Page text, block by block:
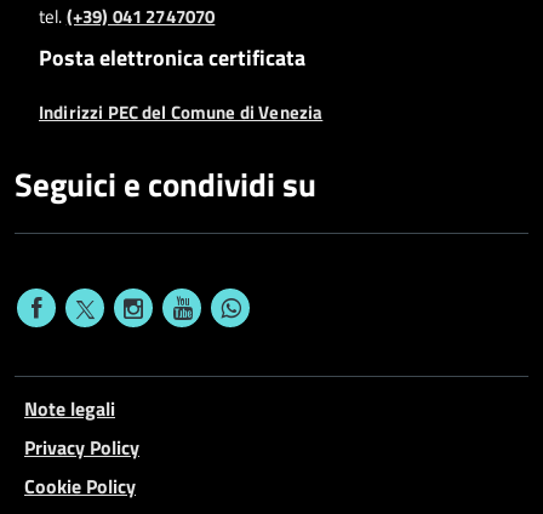
tel.(+39) 041 2747070
Posta elettronica certificata
Indirizzi PEC del Comune di Venezia
Seguici e condividi su
Note legali
Privacy Policy
Cookie Policy